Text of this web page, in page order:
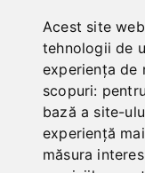
Acest site
tehnologii de
experiența de
scopuri:
bază a site-
experiență
măsura